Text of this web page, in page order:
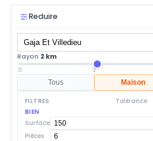
Reduire
Rayon 2 km
0 2
Tous Maison
FILTRES Tolérance
BIEN
Surface
Pièces